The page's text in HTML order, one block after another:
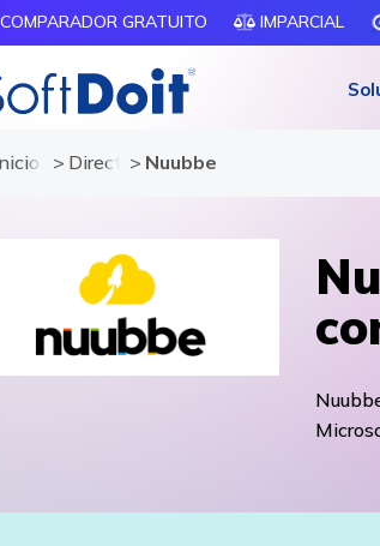
COMPARADOR GRATUITO IMPARCIAL
Directorio de proveedores
Nuubbe